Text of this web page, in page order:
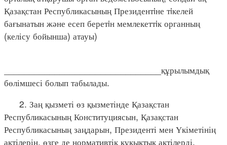
Қазақстан Республикасының Президентiне тiкелей
бағынатын және есеп беретiн мемлекеттiк органның
(келісу бойынша) атауы)
_______________________________құрылымдық
бөлімшесі болып табылады.
2. Заң қызметі өз қызметінде Қазақстан
Республикасының Конституциясын, Қазақстан
Республикасының заңдарын, Президенті мен Үкіметінің
актілерін, өзге де нормативтік құқықтық актілерді,